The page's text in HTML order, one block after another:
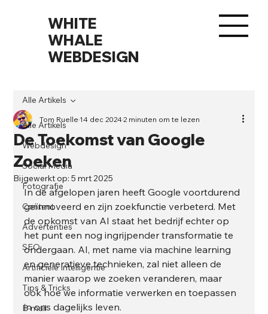
WHITE
WHALE
WEBDESIGN
Alle Artikels
Webdesign
Social Media
Fotografie
Content
Advertenties
SEO
Artificiële Intelligentie
Tips & Tricks
E-mail
Alle Artikels
De Toekomst van Google
Zoeken
Tom Ruelle14 dec 20242 minuten om te lezen
Bijgewerkt op:5 mrt 2025
In de afgelopen jaren heeft Google voortdurend
geïnnoveerd en zijn zoekfunctie verbeterd. Met
de opkomst van AI staat het bedrijf echter op
het punt een nog ingrijpender transformatie te
ondergaan. AI, met name via machine learning
en generatieve technieken, zal niet alleen de
manier waarop we zoeken veranderen, maar
ook hoe we informatie verwerken en toepassen
in ons dagelijks leven.